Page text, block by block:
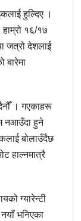
हुल्दिए ।
१६/१७
जत्रो देशलाई
बारेमा
। गएकाहरू
नआउँदा हुने
बोलाउँदैछ
हाल्नमात्रै
ग्यारेन्टी
भनिएका